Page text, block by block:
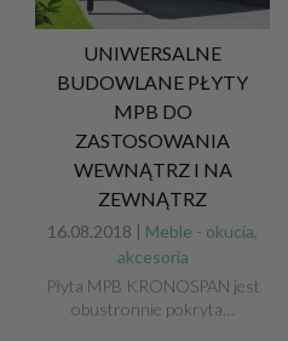
UNIWERSALNE
BUDOWLANE PŁYTY
MPB DO
ZASTOSOWANIA
WEWNĄTRZ I NA
ZEWNĄTRZ
16.08.2018 | Meble - okucia,
akcesoria
Płyta MPB KRONOSPAN jest
obustronnie pokryta…